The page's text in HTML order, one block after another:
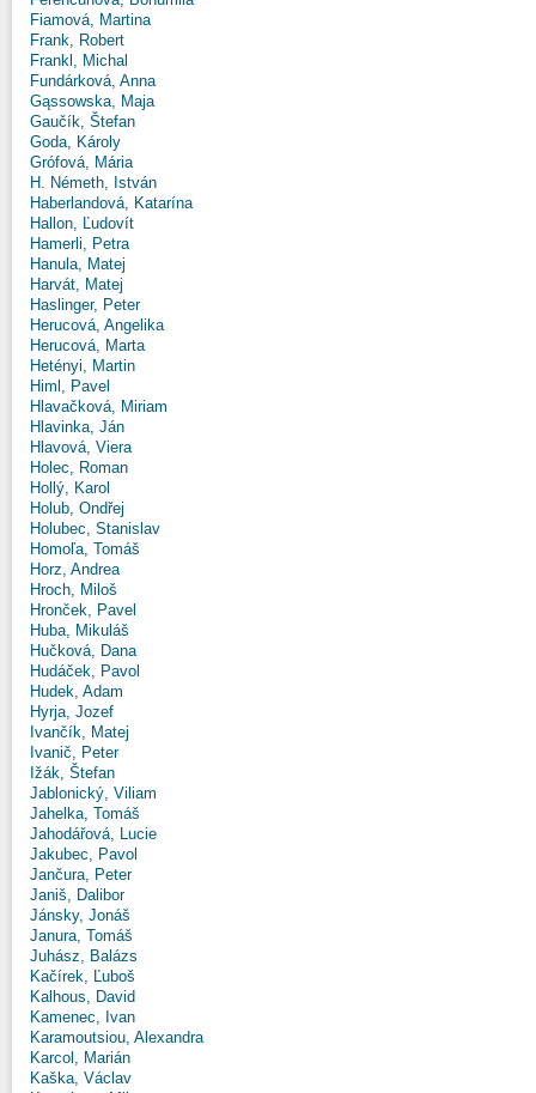
Fiamová, Martina
Frank, Robert
Frankl, Michal
Fundárková, Anna
Gąssowska, Maja
Gaučík, Štefan
Goda, Károly
Grófová, Mária
H. Németh, István
Haberlandová, Katarína
Hallon, Ľudovít
Hamerli, Petra
Hanula, Matej
Harvát, Matej
Haslinger, Peter
Herucová, Angelika
Herucová, Marta
Hetényi, Martin
Himl, Pavel
Hlavačková, Miriam
Hlavinka, Ján
Hlavová, Viera
Holec, Roman
Hollý, Karol
Holub, Ondřej
Holubec, Stanislav
Homoľa, Tomáš
Horz, Andrea
Hroch, Miloš
Hronček, Pavel
Huba, Mikuláš
Hučková, Dana
Hudáček, Pavol
Hudek, Adam
Hyrja, Jozef
Ivančík, Matej
Ivanič, Peter
Ižák, Štefan
Jablonický, Viliam
Jahelka, Tomáš
Jahodářová, Lucie
Jakubec, Pavol
Jančura, Peter
Janiš, Dalibor
Jánsky, Jonáš
Janura, Tomáš
Juhász, Balázs
Kačírek, Ľuboš
Kalhous, David
Kamenec, Ivan
Karamoutsiou, Alexandra
Karcol, Marián
Kaška, Václav